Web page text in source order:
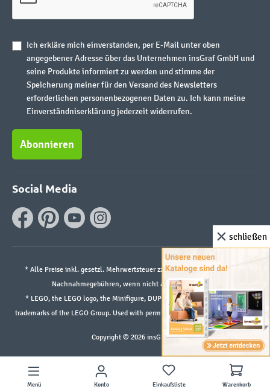
Menü Konto Einkaufsliste Warenkorb
Ich erkläre mich einverstanden, per E-Mail unter oben
angegebener Adresse über das Unternehmen insGraf GmbH und
seine Produkte informiert zu werden und stimme der
Speicherung meiner für den Versand des Newsletters
erforderlichen personenbezogenen Daten zu. Ich kann meine
Einverständniserklärung jederzeit widerrufen.
Abonnieren
Social Media
* Alle Preise inkl. gesetzl. Mehrwertsteuer zzgl.Versandkostenund ggf.
Nachnahmegebühren, wenn nicht anders angegeben.
* LEGO, the LEGO logo, the Minifigure, DUPLO, and the SPIKE logo are
trademarks of the LEGO Group. Used with permission. ©2026 The LEGO Group
Copyright © 2026 insGraf.de
schließen